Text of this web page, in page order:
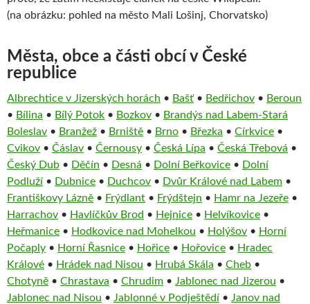
(na obrázku: pohled na město Mali Lošinj, Chorvatsko)
Města, obce a části obcí v České
republice
Albrechtice v Jizerských horách • Bašť• Bedřichov • Beroun
• Bílina • Bílý Potok • Bozkov • Brandýs nad Labem-Stará
Boleslav • Branžež • Brniště • Brno • Březka • Církvice •
Cvikov • Čáslav • Černousy • Česká Lípa • Česká Třebová •
Český Dub • Děčín • Desná • Dolní Beřkovice • Dolní
Podluží • Dubnice • Duchcov • Dvůr Králové nad Labem •
Františkovy Lázně • Frýdlant • Frýdštejn • Hamr na Jezeře •
Harrachov • Havlíčkův Brod • Hejnice • Helvíkovice •
Heřmanice • Hodkovice nad Mohelkou • Holýšov • Horní
Počaply • Horní Řasnice • Hořice • Hořovice • Hradec
Králové • Hrádek nad Nisou • Hrubá Skála • Cheb •
Chotyně • Chrastava • Chrudim • Jablonec nad Jizerou •
Jablonec nad Nisou • Jablonné v Podještědí • Janov nad